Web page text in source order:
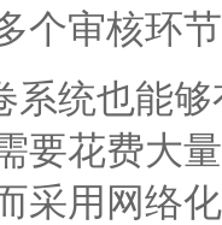
个审核环
统也能够
要花费大
采用网络